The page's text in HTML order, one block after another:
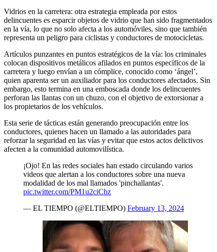
Vidrios en la carretera: otra estrategia empleada por estos
delincuentes es esparcir objetos de vidrio que han sido fragmentados
en la vía, lo que no solo afecta a los automóviles, sino que también
representa un peligro para ciclistas y conductores de motocicletas.
Artículos punzantes en puntos estratégicos de la vía: los criminales
colocan dispositivos metálicos afilados en puntos específicos de la
carretera y luego envían a un cómplice, conocido como ‘ángel’,
quien aparenta ser un auxiliador para los conductores afectados. Sin
embargo, esto termina en una emboscada donde los delincuentes
perforan las llantas con un chuzo, con el objetivo de extorsionar a
los propietarios de los vehículos.
Esta serie de tácticas están generando preocupación entre los
conductores, quienes hacen un llamado a las autoridades para
reforzar la seguridad en las vías y evitar que estos actos delictivos
afecten a la comunidad automovilística.
¡Ojo! En las redes sociales han estado circulando varios
videos que alertan a los conductores sobre una nueva
modalidad de los mal llamados 'pinchallantas'.
pic.twitter.com/PM1u2ciCbz
— EL TIEMPO (@ELTIEMPO) February 13, 2024